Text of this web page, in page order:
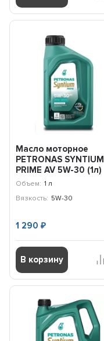
Масло моторное
PETRONAS SYNTIUM
PRIME AV 5W-30 (1л)
71234E18EU
Объем: 1 л
Вязкость: 5W-30
1 290₽
В корзину